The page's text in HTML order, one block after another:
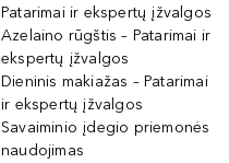
Patarimai ir ekspertų įžvalgos
Azelaino rūgštis – Patarimai ir
ekspertų įžvalgos
Dieninis makiažas – Patarimai
ir ekspertų įžvalgos
Savaiminio įdegio priemonės
naudojimas